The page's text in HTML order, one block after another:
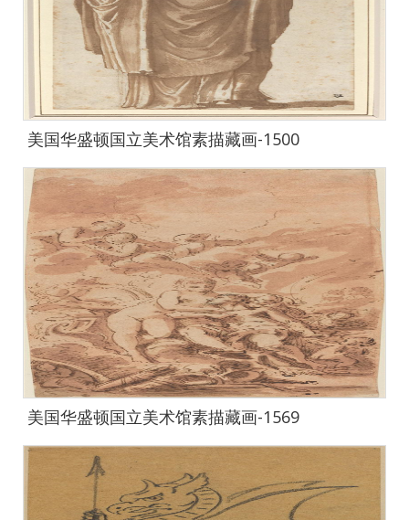
美国华盛顿国立美术馆素描藏画-1500
美国华盛顿国立美术馆素描藏画-1569